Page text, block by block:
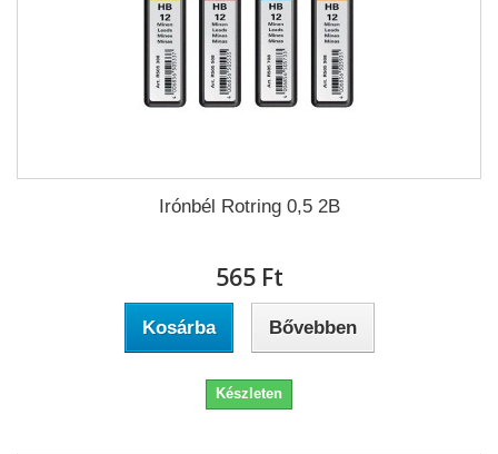
Irónbél Rotring 0,5 2B
565 Ft‎
Kosárba Bővebben
Készleten